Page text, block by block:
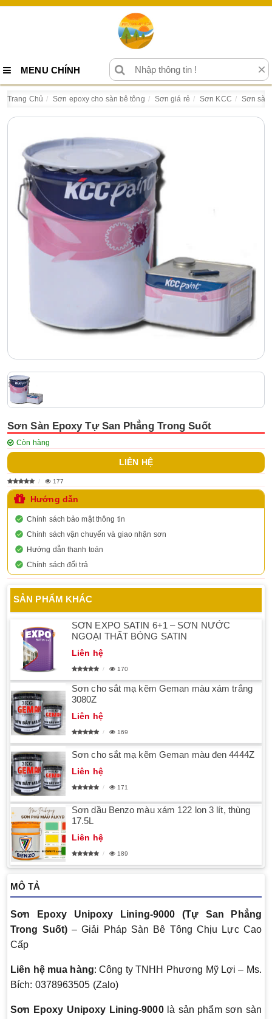
MENU CHÍNH ×
Trang Chủ Sơn epoxy cho sàn bê tông Sơn giá rẻ Sơn KCC Sơn sàn
Sơn Sàn Epoxy Tự San Phẳng Trong Suốt
Còn hàng
LIÊN HỆ
177
Hướng dẫn
Chính sách bảo mật thông tin
Chính sách vận chuyển và giao nhận sơn
Hướng dẫn thanh toán
Chính sách đổi trả
SẢN PHẨM KHÁC
SƠN EXPO SATIN 6+1 – SƠN NƯỚC
NGOẠI THẤT BÓNG SATIN
Liên hệ
170
Sơn cho sắt mạ kẽm Geman màu xám trắng
3080Z
Liên hệ
169
Sơn cho sắt mạ kẽm Geman màu đen 4444Z
Liên hệ
171
Sơn dầu Benzo màu xám 122 lon 3 lít, thùng
17.5L
Liên hệ
189
MÔ TẢ
Sơn Epoxy Unipoxy Lining-9000 (Tự San Phẳng
Trong Suốt) – Giải Pháp Sàn Bê Tông Chịu Lực Cao
Cấp
Liên hệ mua hàng: Công ty TNHH Phương Mỹ Lợi – Ms.
Bích: 0378963505 (Zalo)
Sơn Epoxy Unipoxy Lining-9000là sản phẩm sơn sàn